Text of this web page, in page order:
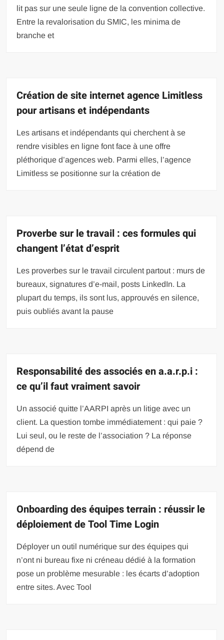
lit pas sur une seule ligne de la convention collective.
Entre la revalorisation du SMIC, les minima de
branche et
Création de site internet agence Limitless
pour artisans et indépendants
Les artisans et indépendants qui cherchent à se
rendre visibles en ligne font face à une offre
pléthorique d’agences web. Parmi elles, l’agence
Limitless se positionne sur la création de
Proverbe sur le travail : ces formules qui
changent l’état d’esprit
Les proverbes sur le travail circulent partout : murs de
bureaux, signatures d’e-mail, posts LinkedIn. La
plupart du temps, ils sont lus, approuvés en silence,
puis oubliés avant la pause
Responsabilité des associés en a.a.r.p.i :
ce qu’il faut vraiment savoir
Un associé quitte l’AARPI après un litige avec un
client. La question tombe immédiatement : qui paie ?
Lui seul, ou le reste de l’association ? La réponse
dépend de
Onboarding des équipes terrain : réussir le
déploiement de Tool Time Login
Déployer un outil numérique sur des équipes qui
n’ont ni bureau fixe ni créneau dédié à la formation
pose un problème mesurable : les écarts d’adoption
entre sites. Avec Tool